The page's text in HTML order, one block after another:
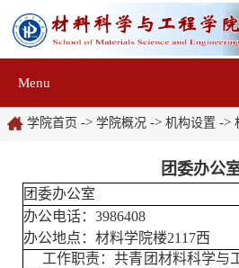
Menu
学院首页 -> 学院概况 -> 机构设置 ->
团委办公
团委办公室
办公电话：3986408
办公地点：材料学院楼2117西
工作职责：共青团材料科学与